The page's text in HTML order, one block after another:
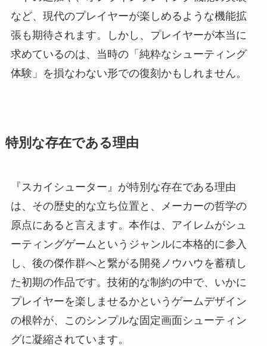
など、現代のプレイヤーが楽しめるような機能拡
張も期待されます。しかし、プレイヤーが本当に
求めているのは、当時の「純粋なシューティング
体験」を損なわない形での復刻かもしれません。
特別な存在である理由
『スカイシューター』が特別な存在である理由
は、その歴史的な立ち位置と、メーカーの哲学の
原点にあると言えます。本作は、アイレムがシュ
ーティングゲームというジャンルに本格的に参入
し、後の傑作群へと繋がる開発ノウハウを蓄積し
た初期の作品です。技術的な制約の中で、いかに
プレイヤーを楽しませるかというゲームデザイン
の根幹が、このシンプルな固定画面シューティン
グに凝縮されています。